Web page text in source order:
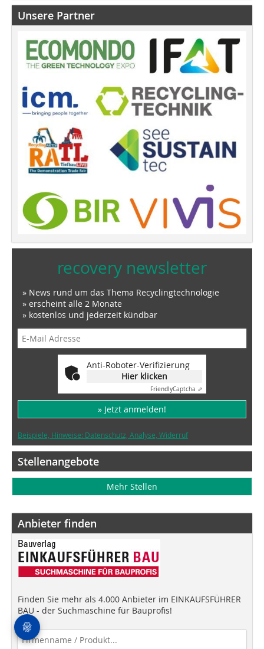
Unsere Partner
recovery newsletter
» News rund um das Thema Recyclingtechnologie
» erscheint alle 2 Monate
» kostenlos und jederzeit kündbar
Anti-Roboter-Verifizierung
Hier klicken
FriendlyCaptcha ⇗
» Jetzt anmelden!
Beispiele, Hinweise: Datenschutz, Analyse, Widerruf
Stellenangebote
Mehr Stellen
Anbieter finden
Finden Sie mehr als 4.000 Anbieter im EINKAUFSFÜHRER
BAU - der Suchmaschine für Bauprofis!